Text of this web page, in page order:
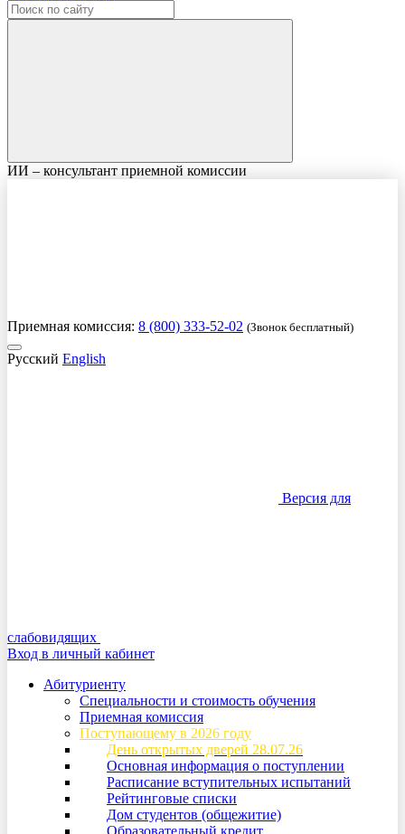
ИИ – консультант приемной комиссии
Приемная комиссия: 8 (800) 333-52-02 (Звонок бесплатный)
Русский English
Версия для
слабовидящих
Вход в личный кабинет
Абитуриенту
Специальности и стоимость обучения
Приемная комиссия
Поступающему в 2026 году
День открытых дверей 28.07.26
Основная информация о поступлении
Расписание вступительных испытаний
Рейтинговые списки
Дом студентов (общежитие)
Образовательный кредит